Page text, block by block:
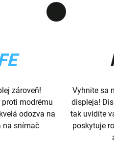
zároveň!
modrému
odozva na
na snímač
Vyhnite sa
displeja!
tak uvidíte
poskytuje